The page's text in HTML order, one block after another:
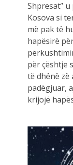
Shpresat”
Kosova si
më pak të
hapësirë
për çështje
të dhënë zë
padëgjuar,
krijojë